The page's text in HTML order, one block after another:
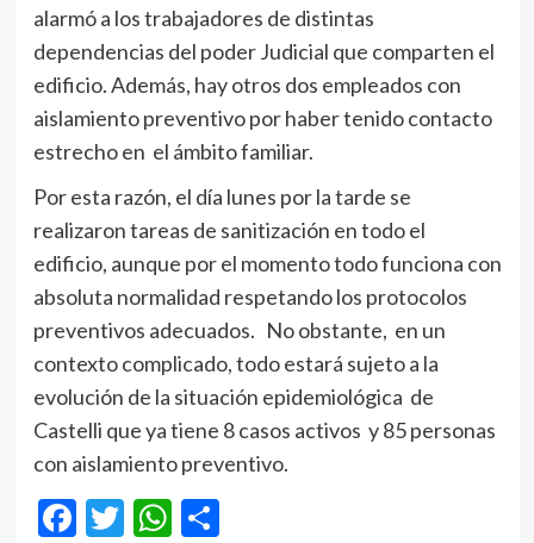
alarmó a los trabajadores de distintas
dependencias del poder Judicial que comparten el
edificio. Además, hay otros dos empleados con
aislamiento preventivo por haber tenido contacto
estrecho en el ámbito familiar.
Por esta razón, el día lunes por la tarde se
realizaron tareas de sanitización en todo el
edificio, aunque por el momento todo funciona con
absoluta normalidad respetando los protocolos
preventivos adecuados. No obstante, en un
contexto complicado, todo estará sujeto a la
evolución de la situación epidemiológica de
Castelli que ya tiene 8 casos activos y 85 personas
con aislamiento preventivo.
Facebook
Twitter
WhatsApp
Compartir